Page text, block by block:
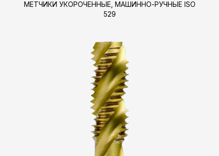
МЕТЧИКИ УКОРОЧЕННЫЕ, МАШИННО-РУЧНЫЕ ISO
529